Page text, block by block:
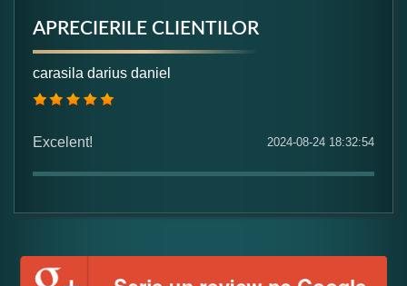
Numele dumneavoastra:
Adaugati o parere despre acest produs:
APRECIERILE CLIENTILOR
carasila darius daniel
Excelent! 2024-08-24 18:32:54